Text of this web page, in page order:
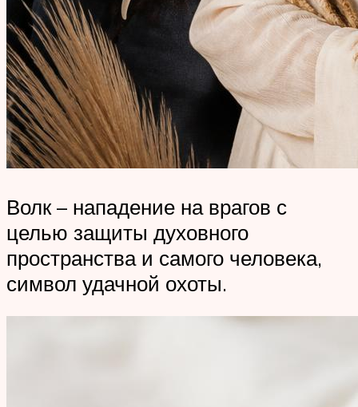
Волк – нападение на врагов с
целью защиты духовного
пространства и самого человека,
символ удачной охоты.